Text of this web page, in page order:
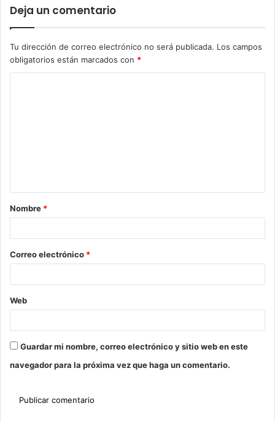
Deja un comentario
Tu dirección de correo electrónico no será publicada. Los campos
obligatorios están marcados con *
Nombre *
Correo electrónico *
Web
Guardar mi nombre, correo electrónico y sitio web en este
navegador para la próxima vez que haga un comentario.